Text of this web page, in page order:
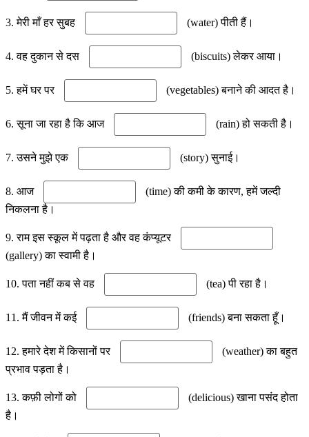
3. मेरी माँ हर सुबह (water) पीती हैं।
4. वह दुकान से दस (biscuits) लेकर आया।
5. हमें घर पर (vegetables) बनाने की आदत है।
6. सूना जा रहा है कि आज (rain) हो सकती है।
7. उसने मुझे एक (story) सुनाई।
8. आज
(time) की कमी के कारण, हमें जल्दी
निकलना है।
9. राम इस स्कूल में पढ़ता है और वह कंप्यूटर
(gallery) का स्वामी है।
10. पता नहीं कब से वह (tea) पी रहा है।
11. मैं जीवन में कई (friends) बना सकता हूँ।
12. हमारे देश में किसानों पर
(weather) का बहुत
प्रभाव पड़ता है।
13. कफ़ी लोगों को
(delicious) खाना पसंद होता
है।